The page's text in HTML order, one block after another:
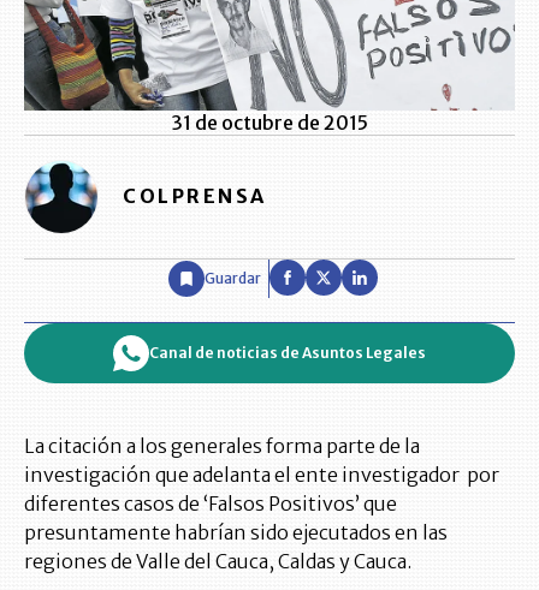
31 de octubre de 2015
COLPRENSA
Guardar
Canal de noticias de Asuntos Legales
La citación a los generales forma parte de la
investigación que adelanta el ente investigador por
diferentes casos de ‘Falsos Positivos’ que
presuntamente habrían sido ejecutados en las
regiones de Valle del Cauca, Caldas y Cauca.